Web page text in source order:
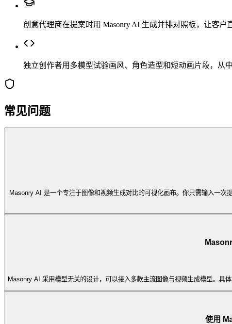
创意代理商在提案时用 Masonry AI 生成并排对照板，让客户
独立创作者用多模型试验画风、角色造型和短动画片段，从
常见问题
Masonry AI 是一个专注于图像和视频生成对比的可视化画布。你只需输入一
Masonry AI 采用模型无关的设计，可以接入多款主流图像与视频生成模型。具
使用